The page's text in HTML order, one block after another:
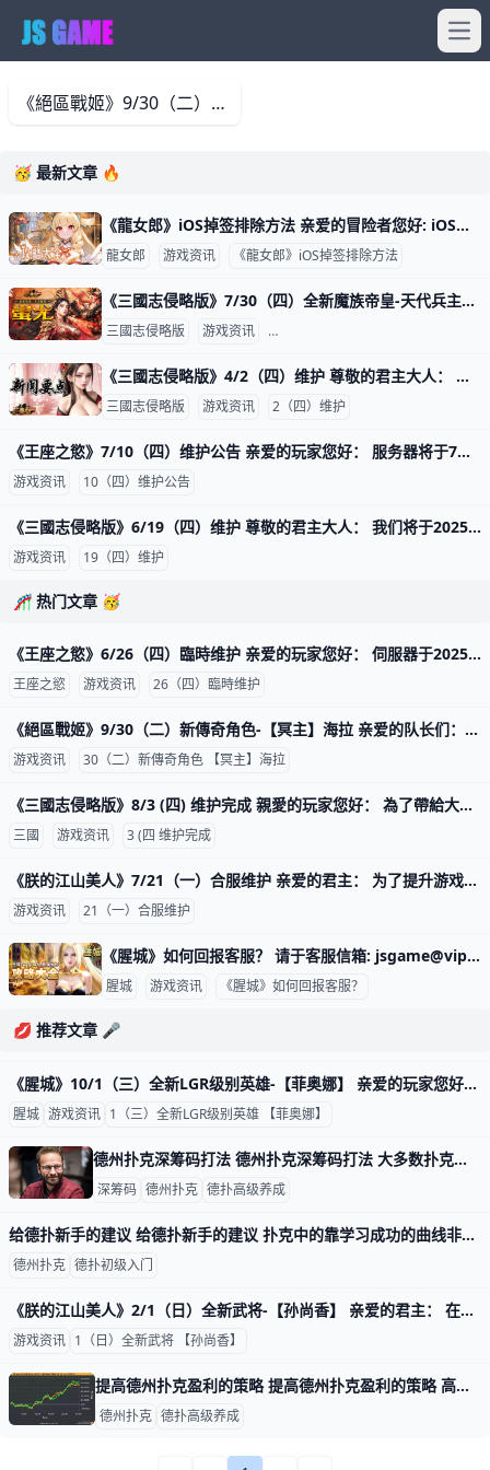
《絕區戰姬》9/30（二）新傳奇角色-【冥主】海拉 亲爱的队长们： 感谢大家一直以来对《絕區戰姬》的支持！ 我们将于2025年9月30日进行游戏更新与维护，以带来更好的游戏体验。 以下为本公告详情：
🥳 最新文章 🔥
《龍女郎》iOS掉签排除方法 亲爱的冒险者您好: iOS如遇到无法启动APP状况，再请依照下面步骤排除 1.请至平台官网重新下载 2.下载完成请至设置->通用->V
龍女郎 游戏资讯 《龍女郎》iOS掉签排除方法
《三國志侵略版》7/30（四）全新魔族帝皇-天代兵主蚩尤 尊敬的君主大人： 我们将于2026/7/30 (四)10:00-11:30服务器将会停机维护， 维护前请记得领取奖励，并且提早下线，感谢您的支持。
三國志侵略版 游戏资讯 30（四）全新魔族帝皇 天代兵主[蚩
《三國志侵略版》4/2（四）维护 尊敬的君主大人： 我们将于2026/4/2(四)10:00-11:30服务器将会停机维护，维护前请记得领取奖励，并且提早下线，感谢您的支持。 次
三國志侵略版 游戏资讯 2（四）维护
《王座之慾》7/10（四）维护公告 亲爱的玩家您好： 服务器将于7月10日（周四）10:00进行例行性维护， 预计维护时间约2小时，实际维护内容请以游戏内显示为准。 ＊今日维护延長2
游戏资讯 10（四）维护公告
《三國志侵略版》6/19（四）维护 尊敬的君主大人： 我们将于2025/06/19 (四) 10:00-11:30 服务器将会停机维护， 维护前请记得领取奖励，并且提早下线，感谢您的支持。 更新内容将于次日0
游戏资讯 19（四）维护
🎢 热门文章 🥳
《王座之慾》6/26（四）臨時维护 亲爱的玩家您好： 伺服器于2025年6月26日（四）17:30 -18:20 进行维护， 预计维护时间约1个小时， 实际维护内容还请以游戏内显示为主。 ☆ 敬请各位
王座之慾 游戏资讯 26（四）臨時维护
《絕區戰姬》9/30（二）新傳奇角色-【冥主】海拉 亲爱的队长们： 感谢大家一直以来对《絕區戰姬》的支持！ 我们将于2025年9月30日进行游戏更新与维护，以带来更好的游戏体验。 以下为本公告详情：
游戏资讯 30（二）新傳奇角色 【冥主】海拉
《三國志侵略版》8/3 (四) 维护完成 親愛的玩家您好： 為了帶給大家更優質的遊戲體驗，伺服器將於8/3(四)1400~15:30進行例行性停服維護， 還請維護前領取好獎勵並提早下線準
三國 游戏资讯 3 (四 维护完成
《朕的江山美人》7/21（一）合服维护 亲爱的君主： 为了提升游戏的互动性与玩家体验，我们决定进行伺服器合并， 让大家有更多机会与其他伺服器的玩家互动，促进更多的游戏讨论和社群交流。 我
游戏资讯 21（一）合服维护
《腥城》如何回报客服？ 请于客服信箱: jsgame@vip.163.com
腥城 游戏资讯 《腥城》如何回报客服？
💋 推荐文章 🎤
《腥城》10/1（三）全新LGR级别英雄-【菲奥娜】 亲爱的玩家您好： 全新英雄【菲奥娜】正式降临《腥城》! 开始时间 2025/10/01 00:00 结束时间 2025/10/15 23:59 新内容 1.更新LGR级别英雄-【菲奥娜】。 2.更新LGR英雄-【
腥城 游戏资讯 1（三）全新LGR级别英雄 【菲奥娜】
德州扑克深筹码打法 德州扑克深筹码打法 大多数扑克锦标赛和小注额常规局通常筹码量相对盲注级别比较浅。这意味着它们的打法往往快速而激烈，决策制定相对简单。深筹码牌局
深筹码 德州扑克 德扑高级养成
给德扑新手的建议 给德扑新手的建议 扑克中的靠学习成功的曲线非常陡峭。起初，一点儿信息就可能让你进步很多，但是随着你水平的提高，你学到的新信息可能就不会对你的游
德州扑克 德扑初级入门
《朕的江山美人》2/1（日）全新武将-【孙尚香】 亲爱的君主： 在这个特别的日子里，与「全新武将-孙尚香」一同回到三国时代，参与浪漫的情人节活动。 开始时间：2025/2/1 0:00 结束时间：2025
游戏资讯 1（日）全新武将 【孙尚香】
提高德州扑克盈利的策略 提高德州扑克盈利的策略 高注额职业牌手Fried “mynameiskarl”Meulders最近为UpswingPoker培训网站分析了他近期
德州扑克 德扑高级养成